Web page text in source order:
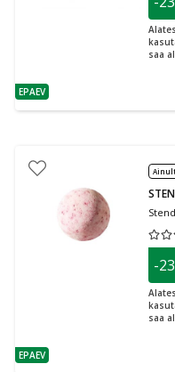
nõuanne
EPAEV
saa
nõuanne
EPAEV
-
saa